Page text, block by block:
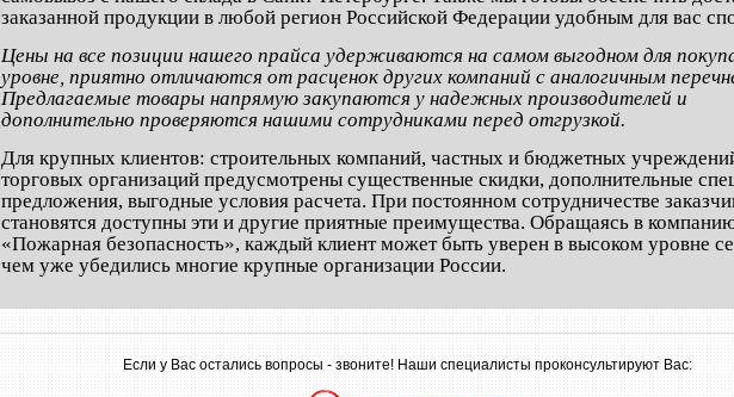
заказанной продукции в любой регион Российской Федерации удобным для вас
Цены на все позиции нашего прайса удерживаются на самом выгодном для
уровне, приятно отличаются от расценок других компаний с аналогичным
Предлагаемые товары напрямую закупаются у надежных производителей и
дополнительно проверяются нашими сотрудниками перед отгрузкой.
Для крупных клиентов: строительных компаний, частных и бюджетных
торговых организаций предусмотрены существенные скидки, дополнительные
предложения, выгодные условия расчета. При постоянном сотрудничестве
становятся доступны эти и другие приятные преимущества. Обращаясь в
«Пожарная безопасность», каждый клиент может быть уверен в высоком уровне
чем уже убедились многие крупные организации России.
Если у Вас остались вопросы - звоните! Наши специалисты проконсультируют Вас: